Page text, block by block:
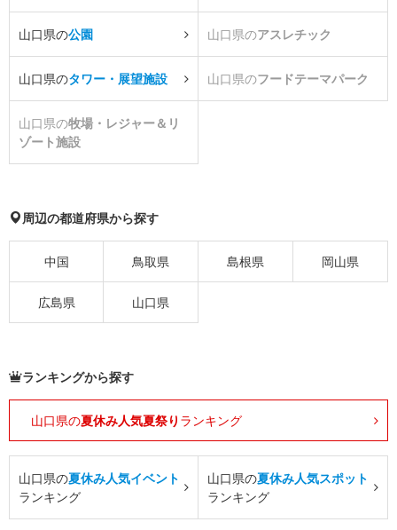
山口県の公園 山口県のアスレチック
山口県のタワー・展望施設 山口県のフードテーマパーク
山口県の牧場・レジャー＆リ
ゾート施設
周辺の都道府県から探す
中国 鳥取県 島根県 岡山県
広島県 山口県
ランキングから探す
山口県の夏休み人気夏祭り ランキング
山口県の夏休み人気イベント
ランキング
山口県の夏休み人気スポット
ランキング